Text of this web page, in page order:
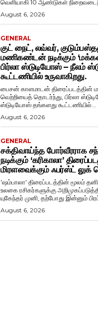
வெளியாகி 10 ஆண்டுகள்
August 6, 2026
GENERAL
குட் நைட், லவ்வர்,
மணிகண்டன் நடிக்கும்
பிர்லா ஸ்டுடியோஸ் – நீலம்
கூட்டணியில் உருவாகிறது.
பைசன் காளமாடன் திரைப்படத்தின்
வெற்றியைத் தொடர்ந்து, பிர்லா
ஸ்டுடியோஸ் தங்களது கூட்டணியில்...
August 6, 2026
GENERAL
சக்திவாய்ந்த போர்வீரராக
நடிக்கும் ‘கரிகாலா’
மிரளவைக்கும் ஃபர்ஸ்ட் லுக்
'ஷம்பாலா' திரைப்படத்தின் மூலம்
உலகை ரசிகர்களுக்கு
யுகேந்தர் முனி, தற்போது இன்னும்
August 6, 2026